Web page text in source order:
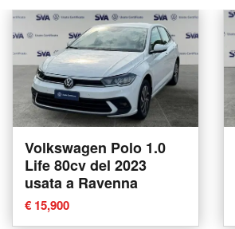
Volkswagen Polo 1.0
Life 80cv del 2023
usata a Ravenna
€ 15,900